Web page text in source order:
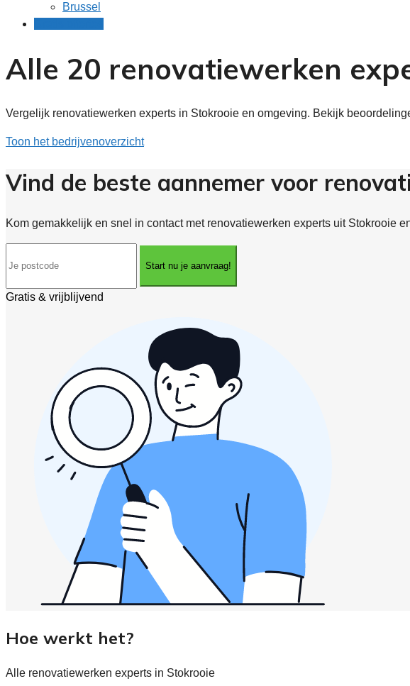
Brussel
Alle 20 renovatiewerken
Vergelijk renovatiewerken experts in Stokrooie en omgeving. Bekijk
Toon het bedrijvenoverzicht
Vind de beste aannemer voor
Kom gemakkelijk en snel in contact met renovatiewerken experts uit Stokrooie
Start nu je aanvraag!
Gratis & vrijblijvend
Hoe werkt het?
Alle renovatiewerken experts in Stokrooie